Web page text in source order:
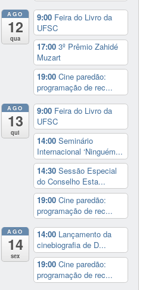
AGO
12
qua
9:00 Feira do Livro da
UFSC
17:003º Prêmio Zahidé
Muzart
19:00Cine paredão:
programação de rec...
AGO
13
qui
9:00 Feira do Livro da
UFSC
14:00Seminário
Internacional ‘Ninguém...
14:30Sessão Especial
do Conselho Esta...
19:00Cine paredão:
programação de rec...
AGO
14
sex
14:00 Lançamento da
cinebiografia de D...
19:00Cine paredão:
programação de rec...